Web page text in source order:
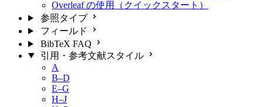
Overleaf の使用（クイックスタート）
参照タイプ
フィールド
BibTeX FAQ
引用・参考文献スタイル
A
B–D
E–G
H–J